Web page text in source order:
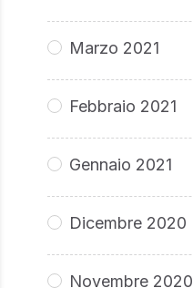
Marzo 2021
Febbraio 2021
Gennaio 2021
Dicembre 2020
Novembre 2020